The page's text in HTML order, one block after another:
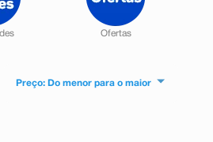
Preço: Do menor para o maior